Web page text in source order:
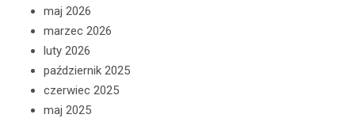
maj 2026
marzec 2026
luty 2026
październik 2025
czerwiec 2025
maj 2025